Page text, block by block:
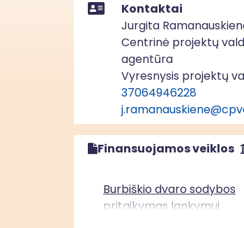
Kontaktai
Jurgita
Centrinė projektų
agentūra
Vyresnysis projektų
37064946228
Finansuojamos veiklos
Burbiškio dvaro sodybos
pritaikymas lankymui